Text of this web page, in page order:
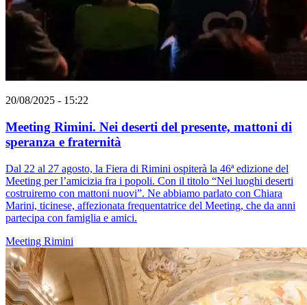
20/08/2025 - 15:22
Meeting Rimini. Nei deserti del presente, mattoni di
speranza e fraternità
Dal 22 al 27 agosto, la Fiera di Rimini ospiterà la 46ª edizione del
Meeting per l’amicizia fra i popoli. Con il titolo “Nei luoghi deserti
costruiremo con mattoni nuovi”. Ne abbiamo parlato con Chiara
Marini, ticinese, affezionata frequentatrice del Meeting, che da anni
partecipa con famiglia e amici.
Meeting Rimini